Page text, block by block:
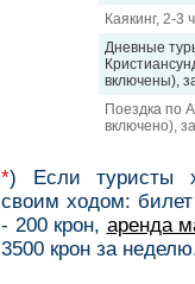
Каякинг, 2-3
Дневные
включены),
Поездка по
включено),
*) Если туристы
своим ходом:
- 200 крон, аренда
3500 крон за